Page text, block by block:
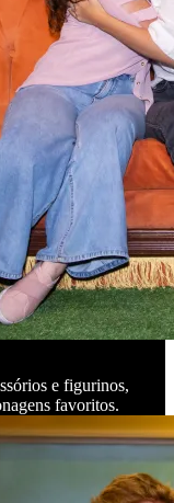
e figurinos,
favoritos.